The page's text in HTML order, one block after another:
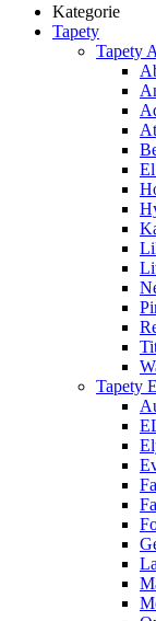
Kategorie
Tapety
Tapety
Tapety